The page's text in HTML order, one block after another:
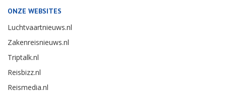
ONZE WEBSITES
Luchtvaartnieuws.nl
Zakenreisnieuws.nl
Triptalk.nl
Reisbizz.nl
Reismedia.nl